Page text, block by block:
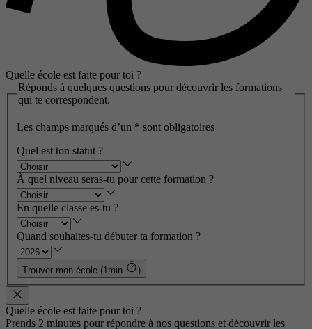
Quelle école est faite pour toi ?
Réponds à quelques questions pour découvrir les formations
qui te correspondent.
Les champs marqués d’un * sont obligatoires
Quel est ton statut ?
À quel niveau seras-tu pour cette formation ?
En quelle classe es-tu ?
Quand souhaites-tu débuter ta formation ?
Trouver mon école (1min )
Quelle école est faite pour toi ?
Prends 2 minutes pour répondre à nos questions et découvrir les